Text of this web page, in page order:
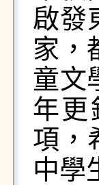
啟發
家，
童文
年更
項，
中學